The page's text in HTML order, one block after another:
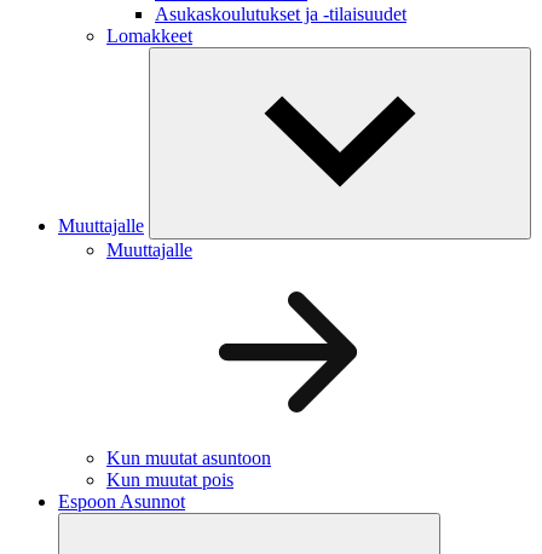
Asukaskoulutukset ja -tilaisuudet
Lomakkeet
Muuttajalle
Muuttajalle
Kun muutat asuntoon
Kun muutat pois
Espoon Asunnot